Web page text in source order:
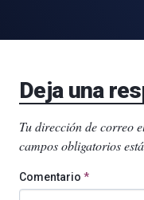
Deja una
Tu dirección de correo
campos obligatorios
Comentario *